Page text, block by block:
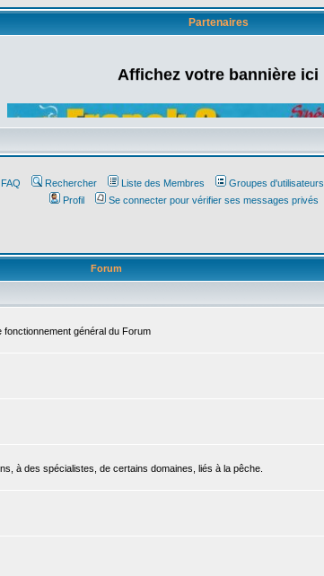
Partenaires
Affichez votre bannière ici
FAQ Rechercher Liste des Membres Groupes d'utilisateurs
Profil
Se connecter pour vérifier ses messages privés
Forum
général du Forum
à des spécialistes, de certains domaines, liés à la pêche.